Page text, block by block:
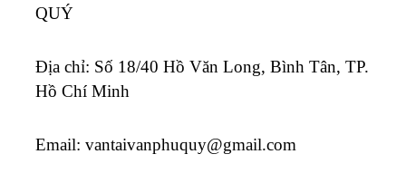
QUÝ
Địa chỉ: Số 18/40 Hồ Văn Long, Bình Tân, TP.
Hồ Chí Minh
Email: vantaivanphuquy@gmail.com